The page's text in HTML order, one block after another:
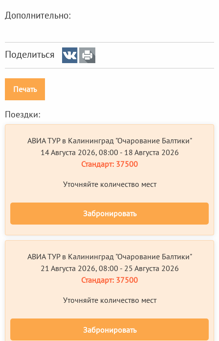
Дополнительно:
Поделиться
Печать
Поездки:
АВИА ТУР в Калининград "Очарование Балтики"
14 Августа 2026, 08:00 - 18 Августа 2026
Стандарт: 37500
Уточняйте количество мест
Забронировать
АВИА ТУР в Калининград "Очарование Балтики"
21 Августа 2026, 08:00 - 25 Августа 2026
Стандарт: 37500
Уточняйте количество мест
Забронировать